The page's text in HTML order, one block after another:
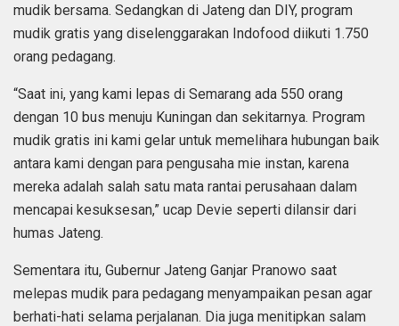
mudik bersama. Sedangkan di Jateng dan DIY, program
mudik gratis yang diselenggarakan Indofood diikuti 1.750
orang pedagang.
“Saat ini, yang kami lepas di Semarang ada 550 orang
dengan 10 bus menuju Kuningan dan sekitarnya. Program
mudik gratis ini kami gelar untuk memelihara hubungan baik
antara kami dengan para pengusaha mie instan, karena
mereka adalah salah satu mata rantai perusahaan dalam
mencapai kesuksesan,” ucap Devie seperti dilansir dari
humas Jateng.
Sementara itu, Gubernur Jateng Ganjar Pranowo saat
melepas mudik para pedagang menyampaikan pesan agar
berhati-hati selama perjalanan. Dia juga menitipkan salam